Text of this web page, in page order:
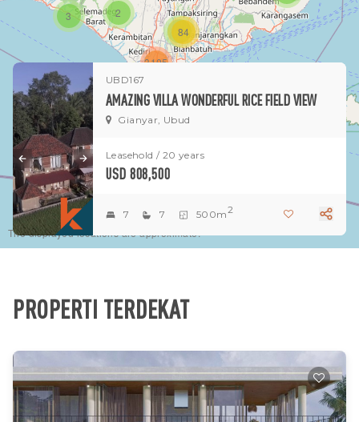
1
3 2
84
3105
The displayed locations are approximate.
UBD167
AMAZING VILLA WONDERFUL RICE FIELD VIEW
Gianyar, Ubud
Leasehold / 20 years
USD 808,500
7 7 500m2
PROPERTI TERDEKAT